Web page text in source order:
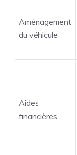
Aménagement
du véhicule
Aides
financières